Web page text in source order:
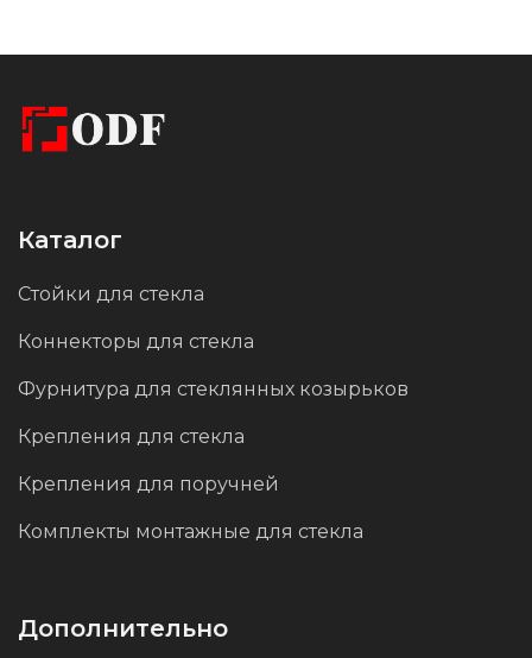
загрязнениям и коррозии, а также подчеркивает его
идеально для интерьеров, где важна высокая
Каталог
Стойки для стекла
Коннекторы для стекла
Фурнитура для стеклянных козырьков
Крепления для стекла
Крепления для поручней
Комплекты монтажные для стекла
Дополнительно